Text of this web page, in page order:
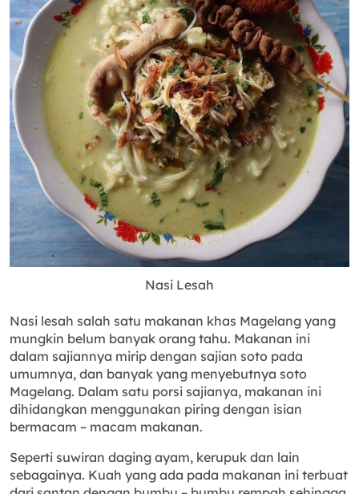
Nasi Lesah
Nasi lesah salah satu makanan khas Magelang yang
mungkin belum banyak orang tahu. Makanan ini
dalam sajiannya mirip dengan sajian soto pada
umumnya, dan banyak yang menyebutnya soto
Magelang. Dalam satu porsi sajianya, makanan ini
dihidangkan menggunakan piring dengan isian
bermacam – macam makanan.
Seperti suwiran daging ayam, kerupuk dan lain
sebagainya. Kuah yang ada pada makanan ini terbuat